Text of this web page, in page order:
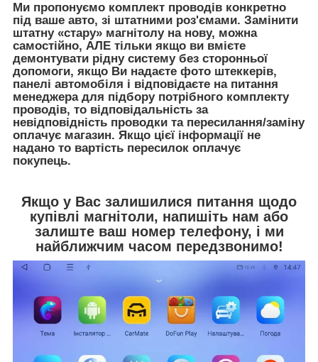
Ми пропонуємо комплект проводів конкретно
під ваше авто, зі штатними роз'ємами. Замінити
штатну «стару» магнітолу на нову, можна
самостійно, АЛЕ тільки якщо ви вмієте
демонтувати рідну систему без сторонньої
допомоги, якщо Ви надаєте фото штеккерів,
панелі автомобіля і відповідаєте на питання
менеджера для підбору потрібного комплекту
проводів, то відповідальність за
невідповідність проводки та пересилання/заміну
оплачує магазин. Якщо цієї інформації не
надано то вартість пересилок оплачує
покупець.
Якщо у Вас залишилися питання щодо
купівлі магнітоли, напишіть нам або
залиште ваш номер телефону, і ми
найближчим часом передзвонимо!